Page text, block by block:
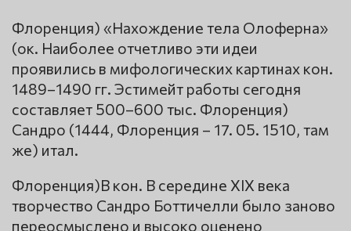
Флоренция) «Нахождение тела Олоферна»
(ок. Наиболее отчетливо эти идеи
проявились в мифологических картинах кон.
1489–1490 гг. Эстимейт работы сегодня
составляет 500–600 тыс. Флоренция)
Сандро (1444, Флоренция – 17. 05. 1510, там
же) итал.
Флоренция)В кон. В середине XIX века
творчество Сандро Боттичелли было заново
переосмыслено и высоко оценено